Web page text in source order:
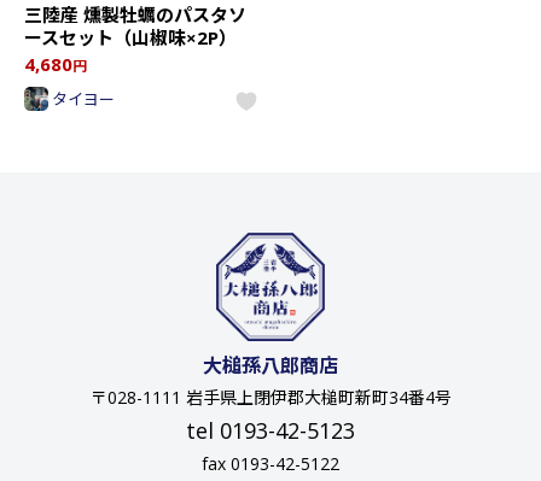
三陸産 燻製牡蠣のパスタソ
ースセット（山椒味×2P）
4,680円
タイヨー
大槌孫八郎商店
〒028-1111 岩手県上閉伊郡大槌町新町34番4号
tel 0193-42-5123
fax 0193-42-5122